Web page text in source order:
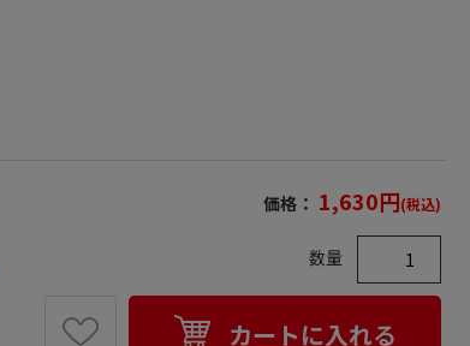
価格： 1,630円(税込)
数量
カートに入れる